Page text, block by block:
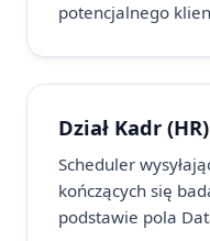
potencjalnego
Dział Kadr (HR)
Scheduler
kończących się
podstawie pola